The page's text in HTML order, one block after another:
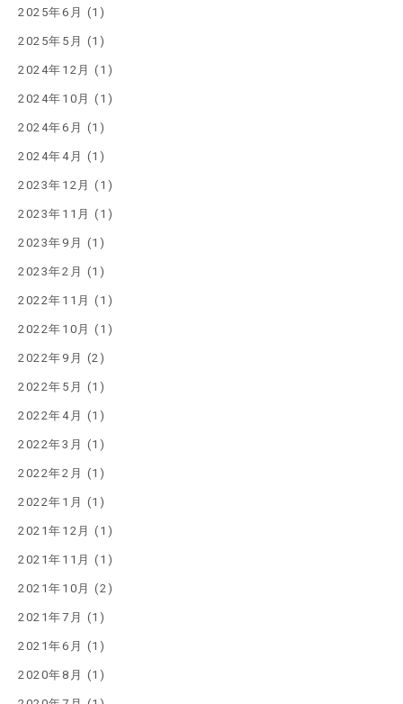
2025年6月 (1)
2025年5月 (1)
2024年12月 (1)
2024年10月 (1)
2024年6月 (1)
2024年4月 (1)
2023年12月 (1)
2023年11月 (1)
2023年9月 (1)
2023年2月 (1)
2022年11月 (1)
2022年10月 (1)
2022年9月 (2)
2022年5月 (1)
2022年4月 (1)
2022年3月 (1)
2022年2月 (1)
2022年1月 (1)
2021年12月 (1)
2021年11月 (1)
2021年10月 (2)
2021年7月 (1)
2021年6月 (1)
2020年8月 (1)